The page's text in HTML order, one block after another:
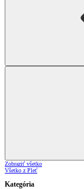
Zobraziť všetko
Všetko z Pleť
Kategória